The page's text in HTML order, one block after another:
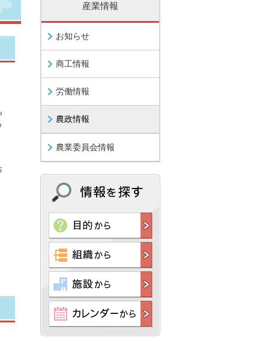
産業情報
お知らせ
商工情報
労働情報
農政情報
農業委員会情報